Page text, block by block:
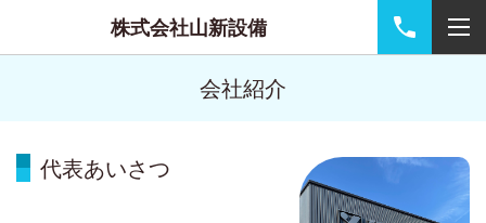
株式会社山新設備
会社紹介
代表あいさつ